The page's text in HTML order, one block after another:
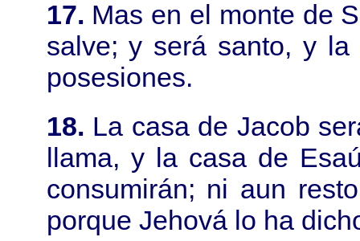
17. Mas en el monte de
salve; y será santo, y
posesiones.
18. La casa de Jacob
llama, y la casa de
consumirán; ni aun
porque Jehová lo ha